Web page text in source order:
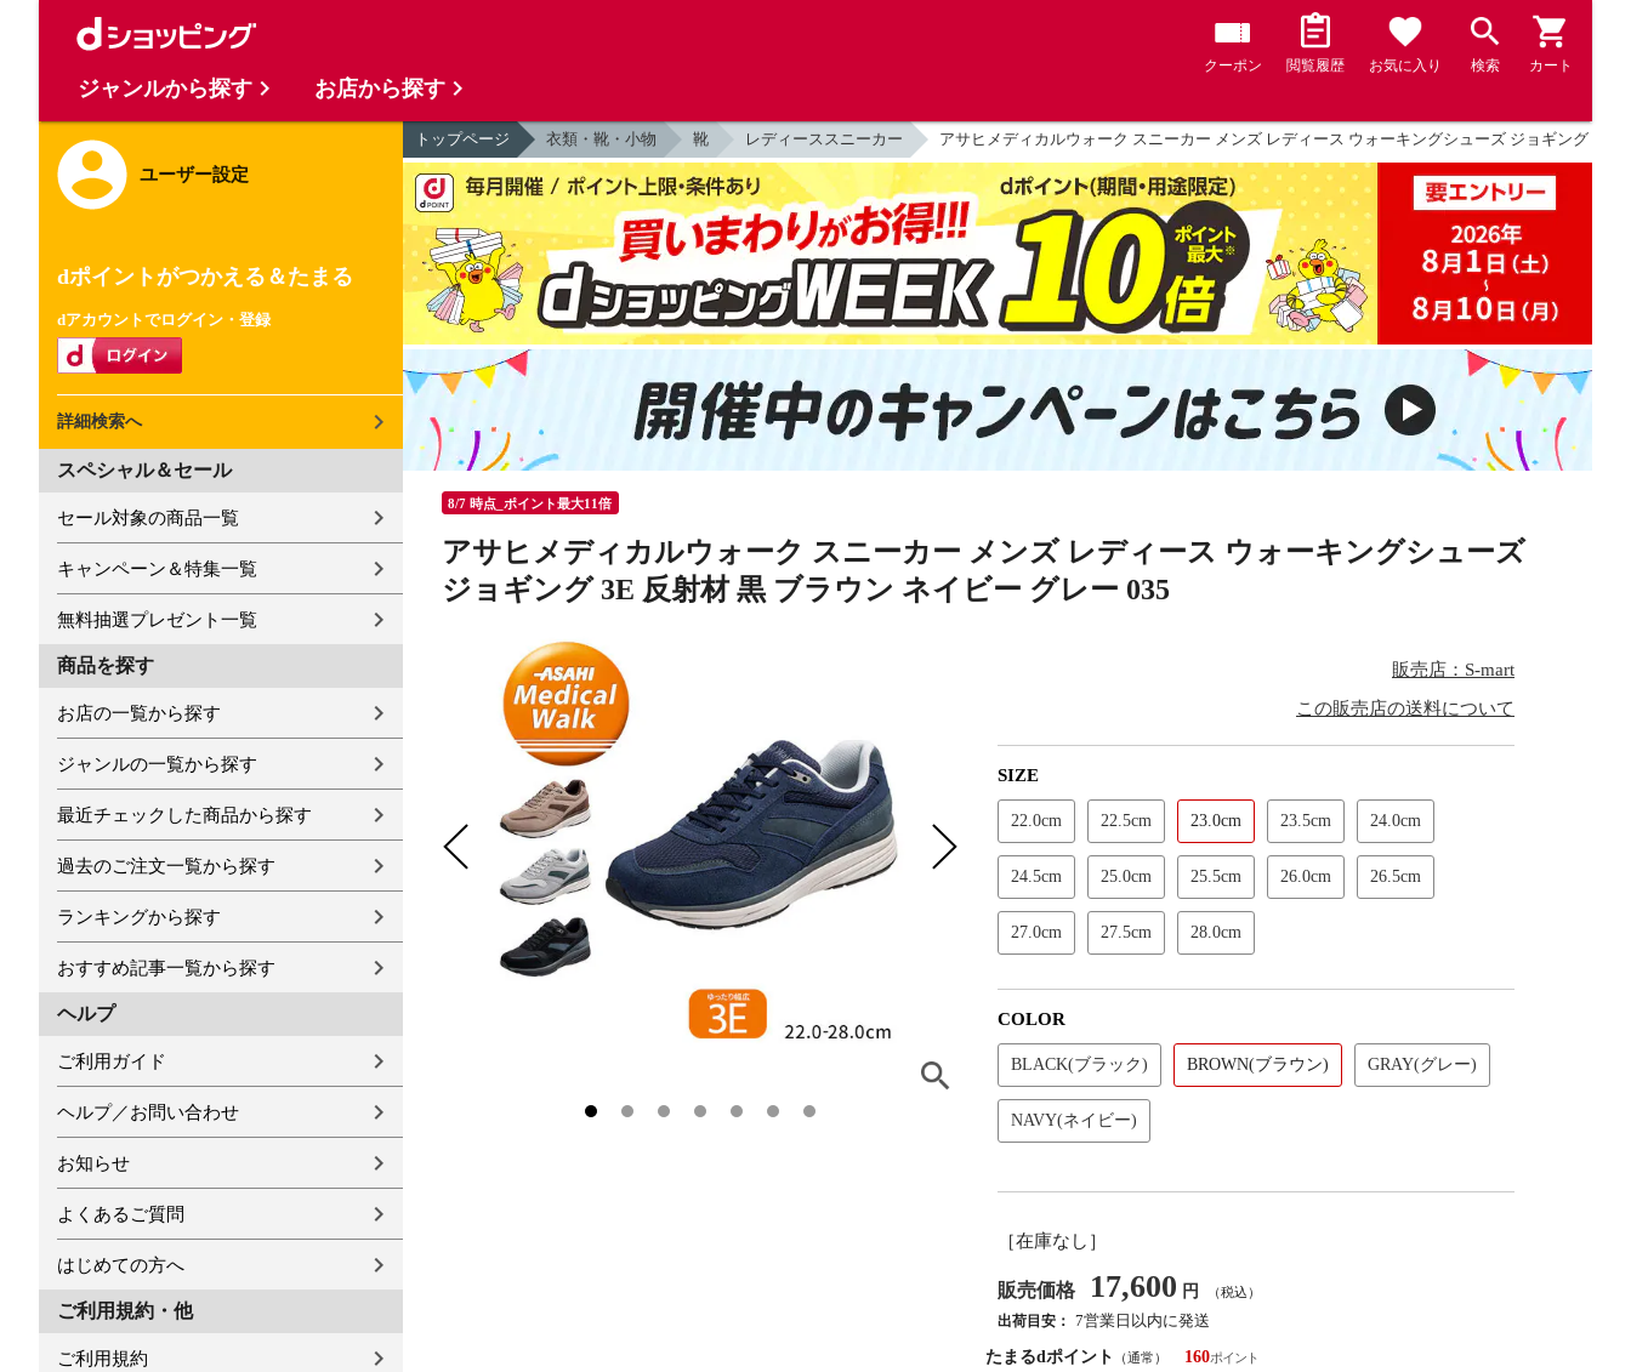
クーポン 閲覧履歴 お気に入り 検索 カート
ユーザー設定
dポイントがつかえる＆たまる
dアカウントでログイン・登録
詳細検索へ
スペシャル＆セール
セール対象の商品一覧
キャンペーン＆特集一覧
無料抽選プレゼント一覧
商品を探す
お店の一覧から探す
ジャンルの一覧から探す
最近チェックした商品から探す
過去のご注文一覧から探す
ランキングから探す
おすすめ記事一覧から探す
ヘルプ
ご利用ガイド
ヘルプ／お問い合わせ
お知らせ
よくあるご質問
はじめての方へ
ご利用規約・他
ご利用規約
トップページ 衣類・靴・小物 靴 レディーススニーカー アサヒメディカルウォーク スニーカー メンズ レディース ウォーキングシューズ ジョギング 3E
8/7 時点_ポイント最大11倍
アサヒメディカルウォーク スニーカー メンズ レディース ウォーキングシューズ
ジョギング 3E 反射材 黒 ブラウン ネイビー グレー 035
販売店：S-mart
この販売店の送料について
SIZE
22.0cm 22.5cm 23.0cm 23.5cm 24.0cm
24.5cm 25.0cm 25.5cm 26.0cm 26.5cm
27.0cm 27.5cm 28.0cm
COLOR
BLACK(ブラック) BROWN(ブラウン) GRAY(グレー)
NAVY(ネイビー)
［在庫なし］
販売価格 17,600 円 （税込）
出荷目安： 7営業日以内に発送
たまるdポイント
（通常）
160
ジャンルから探す お店から探す